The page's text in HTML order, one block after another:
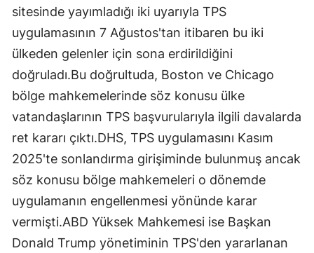
sitesinde yayımladığı iki uyarıyla TPS
uygulamasının 7 Ağustos'tan itibaren bu iki
ülkeden gelenler için sona erdirildiğini
doğruladı.Bu doğrultuda, Boston ve Chicago
bölge mahkemelerinde söz konusu ülke
vatandaşlarının TPS başvurularıyla ilgili davalarda
ret kararı çıktı.DHS, TPS uygulamasını Kasım
2025'te sonlandırma girişiminde bulunmuş ancak
söz konusu bölge mahkemeleri o dönemde
uygulamanın engellenmesi yönünde karar
vermişti.ABD Yüksek Mahkemesi ise Başkan
Donald Trump yönetiminin TPS'den yararlanan